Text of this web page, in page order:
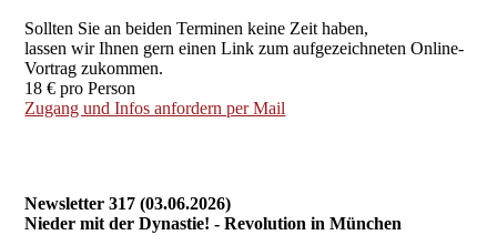
Sollten Sie an beiden Terminen keine Zeit haben,
lassen wir Ihnen gern einen Link zum aufgezeichneten Online-
Vortrag zukommen.
18 € pro Person
Zugang und Infos anfordern per Mail
Newsletter 317 (03.06.2026)
Nieder mit der Dynastie! - Revolution in München